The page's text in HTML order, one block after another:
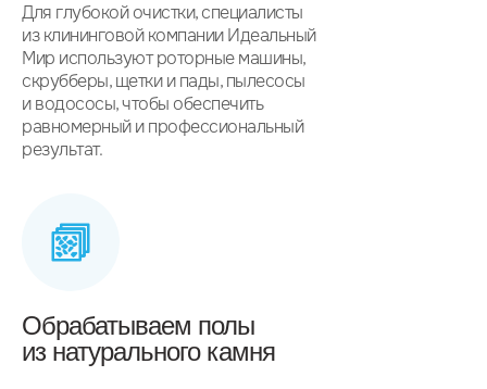
Для глубокой очистки, специалисты
из клининговой компании Идеальный
Мир используют роторные машины,
скрубберы, щетки и пады, пылесосы
и водососы, чтобы обеспечить
равномерный и профессиональный
результат.
Обрабатываем полы
из натурального камня